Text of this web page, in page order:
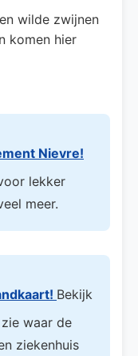
wilde zwijnen
komen hier
Nievre!
lekker
meer.
Bekijk
waar de
ziekenhuis